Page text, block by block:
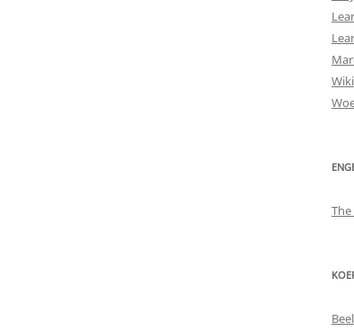
The